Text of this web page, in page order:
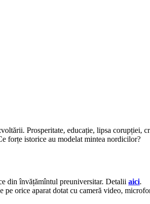
Prosperitate, educație, lipsa corupției,
forțe istorice au modelat mintea nordicilor?
din învățămîntul preuniversitar. Detalii aici.
orice aparat dotat cu cameră video,